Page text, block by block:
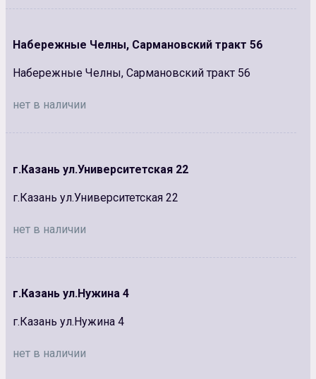
Набережные Челны, Сармановский тракт 56
Набережные Челны, Сармановский тракт 56
нет в наличии
г.Казань ул.Университетская 22
г.Казань ул.Университетская 22
нет в наличии
г.Казань ул.Нужина 4
г.Казань ул.Нужина 4
нет в наличии